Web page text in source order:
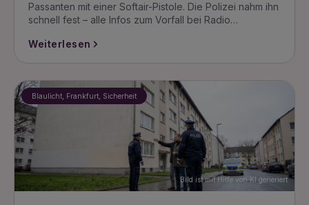
Passanten mit einer Softair-Pistole. Die Polizei nahm ihn
schnell fest – alle Infos zum Vorfall bei Radio…
Weiterlesen
Blaulicht, Frankfurt, Sicherheit
Bild ist mit Hilfe von KI generiert